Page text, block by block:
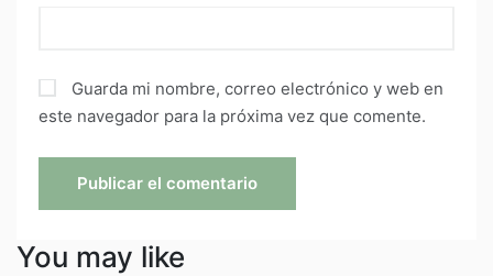
Guarda mi nombre, correo electrónico y web en
este navegador para la próxima vez que comente.
You may like